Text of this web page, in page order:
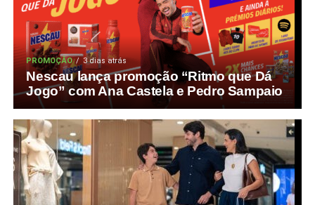
PROMOÇÃO 3 dias atrás
Nescau lança promoção “Ritmo que Dá
Jogo” com Ana Castela e Pedro Sampaio